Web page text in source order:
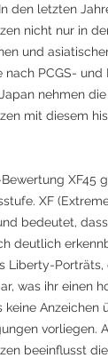
den letzten
nicht nur in
und
nach PCGS- und
nehmen
mit diesem
Bewertung XF45
XF
bedeutet,
deutlich
Liberty-
was ihr einen
keine
vorliegen.
beeinflusst